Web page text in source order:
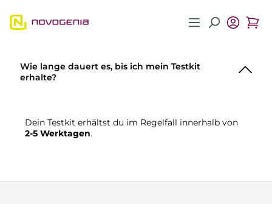
Zum Hauptinhalt springen
Wie lange dauert es, bis ich mein Testkit
erhalte?
Dein Testkit erhältst du im Regelfall innerhalb von
2-5 Werktagen.